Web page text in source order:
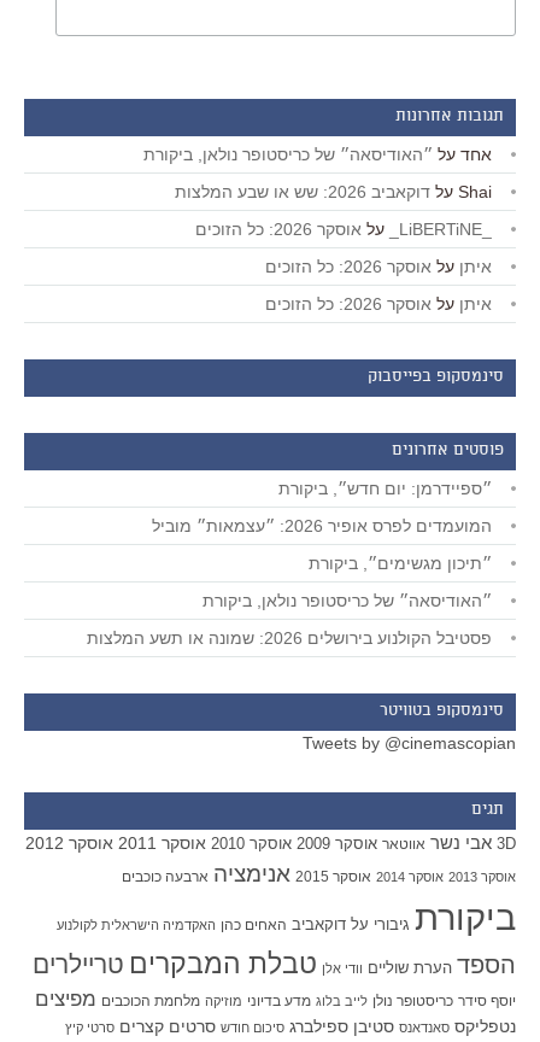
תגובות אחרונות
אחד על ״האודיסאה״ של כריסטופר נולאן, ביקורת
Shai על דוקאביב 2026: שש או שבע המלצות
על אוסקר 2026: כל הזוכים
איתן על אוסקר 2026: כל הזוכים
איתן על אוסקר 2026: כל הזוכים
סינמסקופ בפייסבוק
פוסטים אחרונים
״ספיידרמן: יום חדש״, ביקורת
המועמדים לפרס אופיר 2026: ״עצמאות״ מוביל
״תיכון מגשימים״, ביקורת
״האודיסאה״ של כריסטופר נולאן, ביקורת
פסטיבל הקולנוע בירושלים 2026: שמונה או תשע המלצות
סינמסקופ בטוויטר
Tweets by @cinemascopian
תגים
3D אבי נשר אווטאר אוסקר 2009 אוסקר 2010 אוסקר 2011 אוסקר 2012
אוסקר 2013 אוסקר 2014 אוסקר 2015 אנימציה ארבעה כוכבים
ביקורת גיבורי על דוקאביב האחים כהן האקדמיה הישראלית לקולנוע
הספד הערת שוליים וודי אלן טבלת המבקרים טריילרים
יוסף סידר כריסטופר נולן לייב בלוג מדע בדיוני מוזיקה מלחמת הכוכבים מפיצים
נטפליקס סאנדאנס סטיבן ספילברג סיכום חודש סרטים קצרים סרטי קיץ